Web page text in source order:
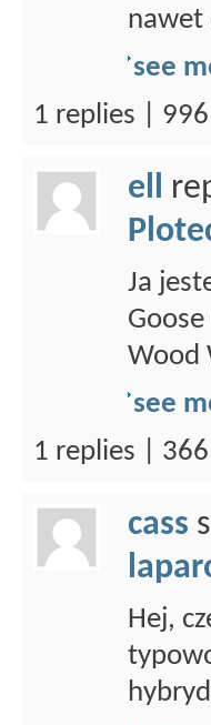
nawet
see
1 replies |
ell
Ja
Wood
see
1 replies |
cass
Hej,